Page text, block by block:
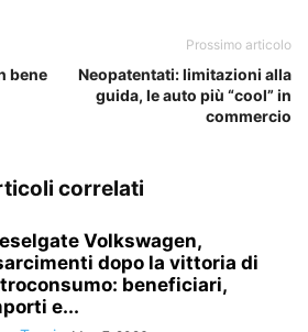
bene
Prossimo articolo
Neopatentati: limitazioni alla
guida, le auto più “cool” in
commercio
correlati
Volkswagen,
dopo la vittoria di
beneficiari,
e...